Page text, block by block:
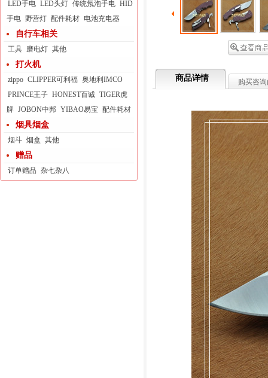
LED手电 LED头灯 传统氖泡手电 HID
手电 野营灯 配件耗材 电池充电器
自行车相关
工具 磨电灯 其他
打火机
zippo CLIPPER可利福 奥地利IMCO
PRINCE王子 HONEST百诚 TIGER虎
牌 JOBON中邦 YIBAO易宝 配件耗材
烟具烟盒
烟斗 烟盒 其他
赠品
订单赠品 杂七杂八
商品详情 购买咨询